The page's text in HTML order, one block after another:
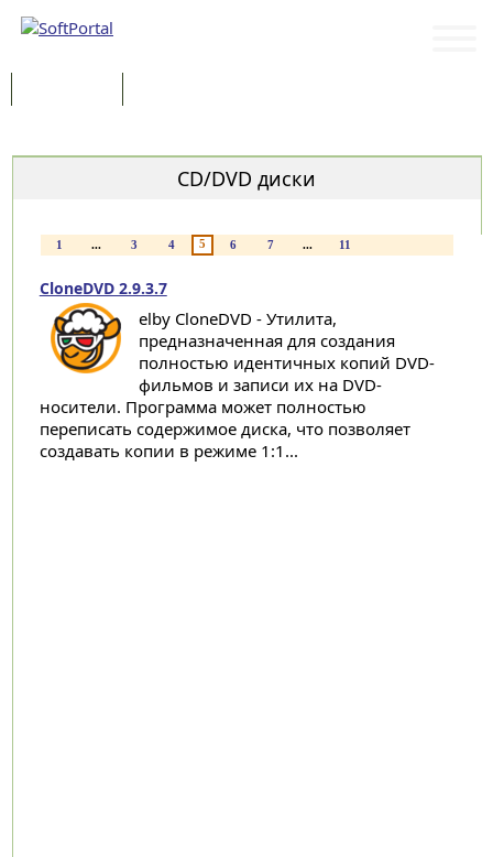
CD/DVD диски
1 ... 3 4 5 6 7 ... 11
CloneDVD 2.9.3.7
elby CloneDVD - Утилита,
предназначенная для создания
полностью идентичных копий DVD-
фильмов и записи их на DVD-
носители. Программа может полностью
переписать содержимое диска, что позволяет
создавать копии в режиме 1:1...